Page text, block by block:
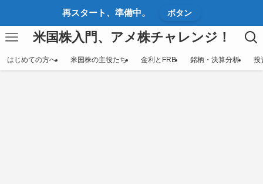
再スタート、準備中。 ボタン
米国株入門、アメ株チャレンジ！
はじめての方へ 米国株の主役たち 金利とFRB 銘柄・決算分析 投